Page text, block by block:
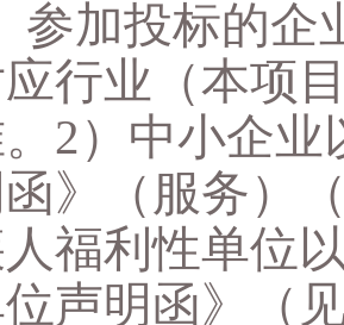
参加投标的企
行业（本项
2）中小企
》（服务）
福利性单位
声明函》（